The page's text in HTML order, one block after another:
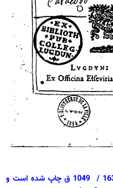
سه تصویر از کتاب داستان مسیح که در سال 1639 / 1049 ق چاپ شده است و